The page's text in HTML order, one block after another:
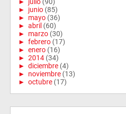
► junio (85)
► mayo (36)
► abril (60)
► marzo (30)
► febrero (17)
► enero (16)
► 2014 (34)
► diciembre (4)
► noviembre (13)
► octubre (17)